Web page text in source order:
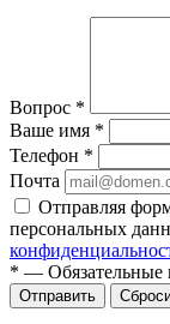
Вопрос *
Ваше имя *
Телефон *
Почта
Отправляя
персональных
* — Обязательные